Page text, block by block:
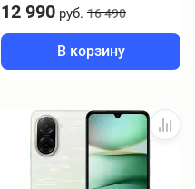
12 990 руб. 16 490
В корзину